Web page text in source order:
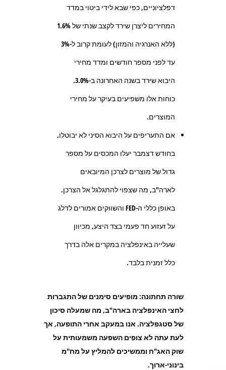
דפלציוניים, כפי שבא לידי ביטוי במדד
המחירים ליצרן שירד לקצב שנתי של 1.6%
(ללא האנרגיה והמזון) לעומת קרוב ל-3%
עד לפני מספר חודשים ומדד מחירי
היבוא שירד בשנה האחרונה ב-3.0%.
כוחות אלו משפיעים בעיקר על מחירי
המוצרים.
אם התעריפים על היבוא הסיני לא יבוטלו,
בחודש דצמבר יעלו המכסים על מספר
גדול של מוצרים לצרכן המיובאים
לארה"ב, מה שצפוי להתגלגל אל הצרכן.
באופן כללי ה-FED והשווקים אמורים לדלג
על זעזוע חד פעמי בצד היצע, מכיוון
שעלייה באינפלציה במקרים אלה בדרך
כלל זמנית בלבד.
שורה תחתונה: מופיעים סימנים של התגברות
לחצי האינפלציה בארה"ב, מה שמעלה סיכון
של סטגפלציה. אנו במעקב אחרי התופעה, אך
לעת עתה לא צופים השפעה משמעותית על
שוק האג"ח וממשיכים להמליץ על מח"מ
בינוני-ארוך.